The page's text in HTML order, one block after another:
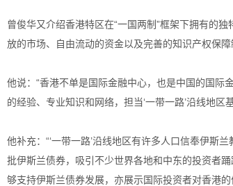
曾俊华又介绍香港特区在“一国两制”框架下拥有的
放的市场、自由流动的资金以及完善的知识产权保障
他说：“香港不单是国际金融中心，也是中国的国际
的经验、专业知识和网络，担当‘一带一路’沿线地区
他补充：“‘一带一路’沿线地区有许多人口信奉伊斯
批伊斯兰债券，吸引不少世界各地和中东的投资者
够支持伊斯兰债券发展，亦展示国际投资者对香港的